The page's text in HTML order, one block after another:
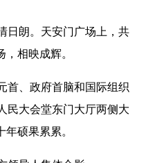
朗。天安门广场上，共
相映成辉。
、政府首脑和国际组织
民大会堂东门大厅两侧大
年硕果累累。